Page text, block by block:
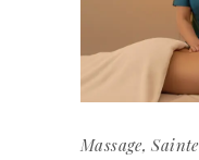
Massage,